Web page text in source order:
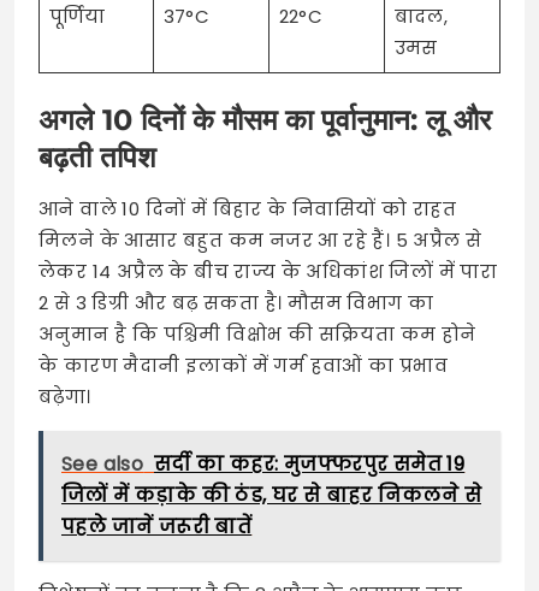
पूर्णिया 37°C 22°C
बादल,
उमस
अगले 10 दिनों के मौसम का पूर्वानुमान: लू और
बढ़ती तपिश
आने वाले 10 दिनों में बिहार के निवासियों को राहत
मिलने के आसार बहुत कम नजर आ रहे हैं। 5 अप्रैल से
लेकर 14 अप्रैल के बीच राज्य के अधिकांश जिलों में पारा
2 से 3 डिग्री और बढ़ सकता है। मौसम विभाग का
अनुमान है कि पश्चिमी विक्षोभ की सक्रियता कम होने
के कारण मैदानी इलाकों में गर्म हवाओं का प्रभाव
बढ़ेगा।
See also सर्दी का कहर: मुजफ्फरपुर समेत 19
जिलों में कड़ाके की ठंड, घर से बाहर निकलने से
पहले जानें जरूरी बातें